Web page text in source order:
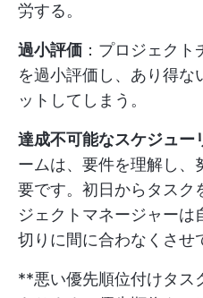
労する。
過小評価 ：プロジェク
を過小評価し、あり得な
ットしてしまう。
達成不可能なスケジュー
ームは、要件を理解し、
要です。初日からタスク
ジェクトマネージャーは
切りに間に合わなくさせ
**悪い優先順位付けタス